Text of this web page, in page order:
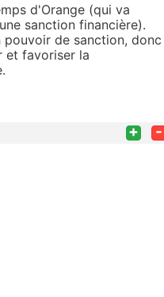
d'Orange (qui va
sanction financière).
pouvoir de sanction, donc
et favoriser la
+ -